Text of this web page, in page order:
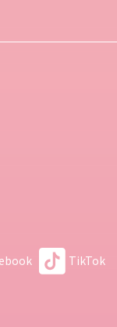
TikTok